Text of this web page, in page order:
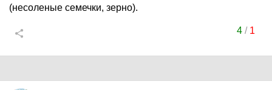
(несоленые семечки, зерно).
4/ 1